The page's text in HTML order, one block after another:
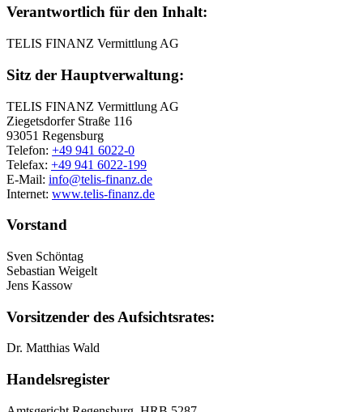
Verantwortlich für den Inhalt:
TELIS FINANZ Vermittlung AG
Sitz der Hauptverwaltung:
TELIS FINANZ Vermittlung AG
Ziegetsdorfer Straße 116
93051 Regensburg
Telefon: +49 941 6022-0
Telefax: +49 941 6022-199
E-Mail: info@telis-finanz.de
Internet: www.telis-finanz.de
Vorstand
Sven Schöntag
Sebastian Weigelt
Jens Kassow
Vorsitzender des Aufsichtsrates:
Dr. Matthias Wald
Handelsregister